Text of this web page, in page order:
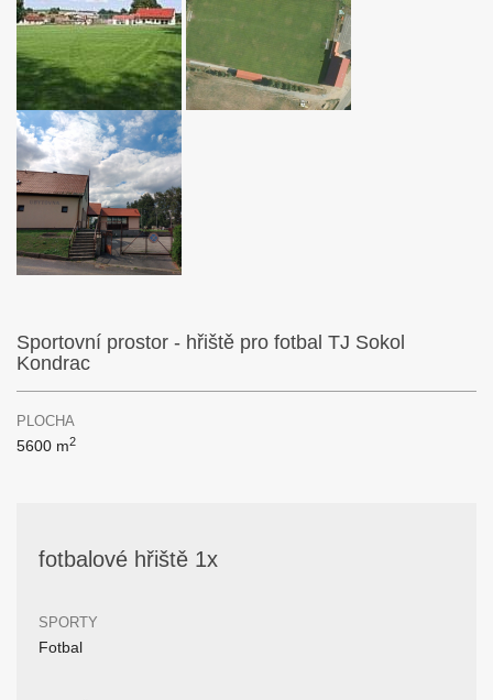
Sportovní prostor - hřiště pro fotbal TJ Sokol
Kondrac
PLOCHA
5600 m2
fotbalové hřiště 1x
SPORTY
Fotbal